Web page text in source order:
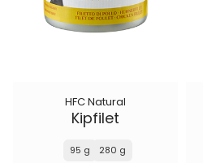
HFC Natural
Kipfilet
95 g 280 g